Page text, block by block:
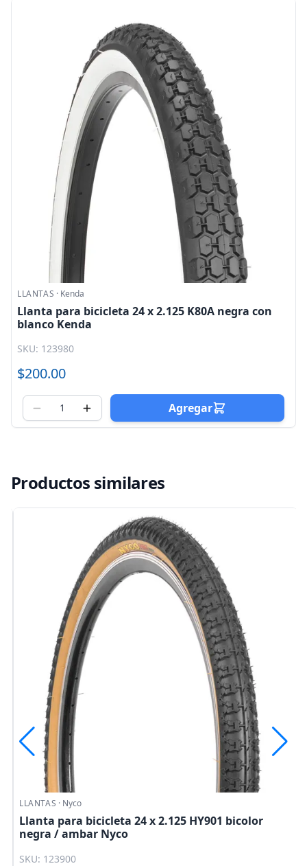
LLANTAS · Kenda
Llanta para bicicleta 24 x 2.125 K80A negra con
blanco Kenda
SKU: 123980
$200.00
Agregar
Productos similares
LLANTAS· Nyco
Llanta para bicicleta 24 x 2.125 HY901 bicolor
negra / ambar Nyco
SKU: 123900